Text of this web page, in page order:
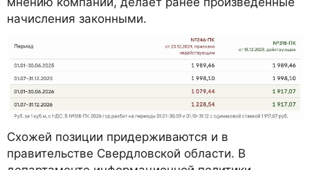
начисления законными.
Схожей позиции придерживаются и в
правительстве Свердловской области. В